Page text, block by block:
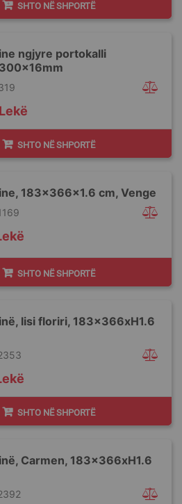
SHTO NË SHPORTË
ngjyre portokalli
SHTO NË SHPORTË
183x366x1.6 cm, Venge
SHTO NË SHPORTË
lisi floriri, 183x366xH1.6
SHTO NË SHPORTË
Carmen, 183x366xH1.6